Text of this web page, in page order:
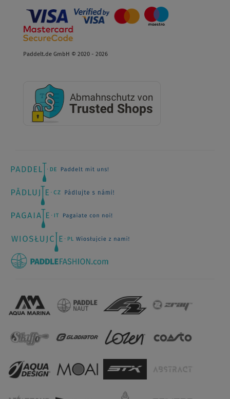
Paddelt.de GmbH © 2020 - 2026